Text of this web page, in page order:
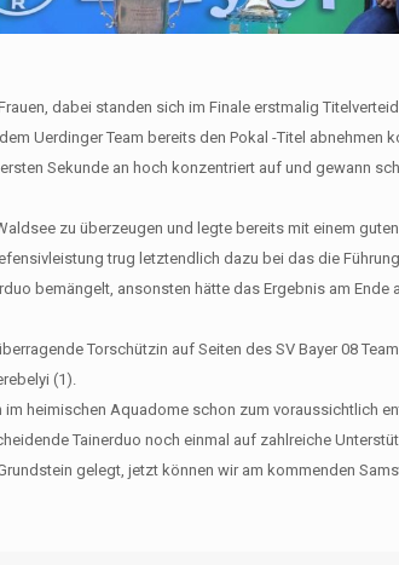
dabei standen sich im Finale erstmalig
Uerdinger Team bereits den Pokal -Titel abnehmen
Sekunde an hoch konzentriert auf und gewann
zu überzeugen und legte bereits mit einem
trug letztendlich dazu bei das die
bemängelt, ansonsten hätte das Ergebnis am
Torschützin auf Seiten des SV Bayer 08
(1).
heimischen Aquadome schon zum voraussichtlich
Tainerduo noch einmal auf zahlreiche
gelegt, jetzt können wir am kommenden